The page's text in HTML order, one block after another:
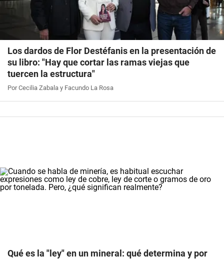
Los dardos de Flor Destéfanis en la presentación de
su libro: "Hay que cortar las ramas viejas que
tuercen la estructura"
Por Cecilia Zabala y Facundo La Rosa
Qué es la "ley" en un mineral: qué determina y por